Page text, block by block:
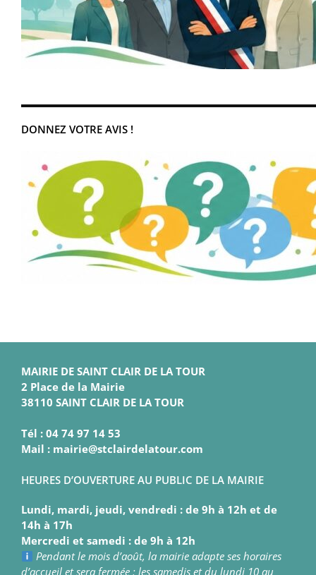
DONNEZ VOTRE AVIS !
MAIRIE DE SAINT CLAIR DE LA TOUR
2 Place de la Mairie
38110 SAINT CLAIR DE LA TOUR
Tél : 04 74 97 14 53
Mail : mairie@stclairdelatour.com
HEURES D’OUVERTURE AU PUBLIC DE LA MAIRIE
Lundi, mardi, jeudi, vendredi : de 9h à 12h et de
14h à 17h
Mercredi et samedi : de 9h à 12h
Pendant le mois d’août, la mairie adapte ses horaires
d’accueil et sera fermée : les samedis et du lundi 10 au